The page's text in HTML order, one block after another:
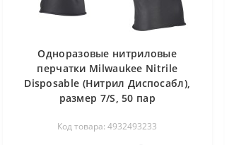
Одноразовые нитриловые
перчатки Milwaukee Nitrile
Disposable (Нитрил Диспосабл),
размер 7/S, 50 пар
Код товара: 4932493233